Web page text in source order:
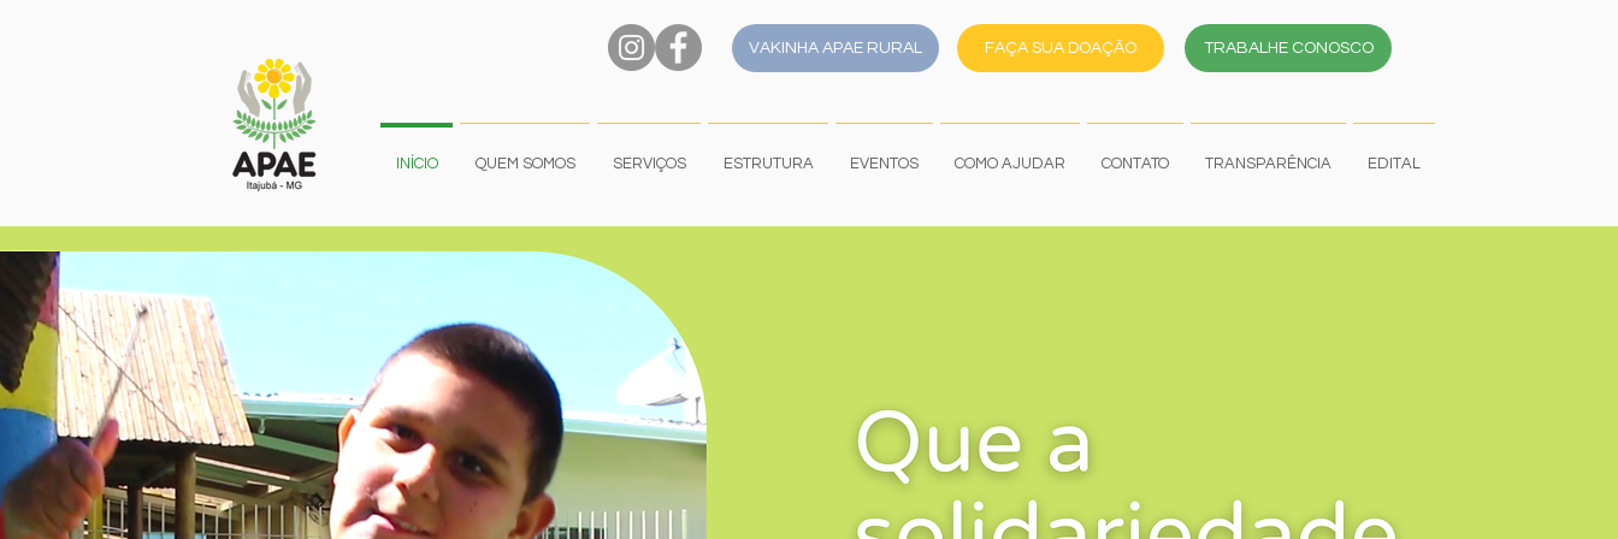
VAKINHA APAE RURAL FAÇA SUA DOAÇÃO TRABALHE CONOSCO
INÍCIO QUEM SOMOS SERVIÇOS ESTRUTURA EVENTOS COMO AJUDAR CONTATO TRANSPARÊNCIA EDITAL